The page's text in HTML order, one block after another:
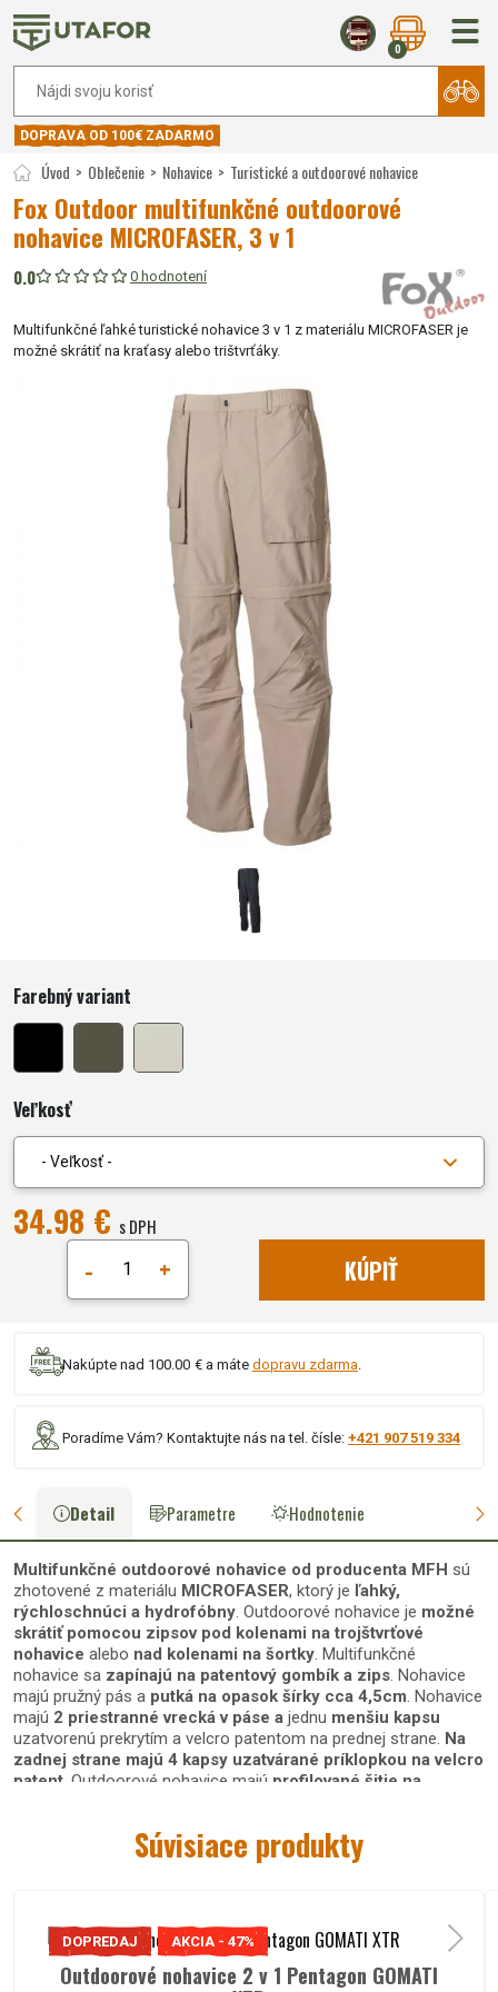
0
DOPRAVA OD 100€ ZADARMO
Úvod Oblečenie Nohavice Turistické a outdoorové nohavice
Fox Outdoor multifunkčné outdoorové
nohavice MICROFASER, 3 v 1
0.0 0 hodnotení
Multifunkčné ľahké turistické nohavice 3 v 1 z materiálu MICROFASER je
možné skrátiť na kraťasy alebo trištvrťáky.
Farebný variant
Veľkosť
- Veľkosť -
34.98 € s DPH
- + KÚPIŤ
Nakúpte nad 100.00 € a máte dopravu zdarma
Poradíme Vám? Kontaktujte nás na tel. čísle: +421 907 519 334
Detail Parametre Hodnotenie
Multifunkčné outdoorové nohavice od producenta MFH sú
zhotovené z materiálu MICROFASER, ktorý je ľahký,
rýchloschnúci a hydrofóbny. Outdoorové nohavice je možné
skrátiť pomocou zipsov pod kolenami na trojštvrťové
nohavice alebo nad kolenami na šortky. Multifunkčné
nohavice sa zapínajú na patentový gombík a zips. Nohavice
majú pružný pás a putká na opasok šírky cca 4,5cm. Nohavice
majú 2 priestranné vrecká v páse a jednu menšiu kapsu
uzatvorenú prekrytím a velcro patentom na prednej strane. Na
zadnej strane majú 4 kapsy uzatvárané príklopkou na velcro
patent . Outdoorové nohavice majú profilované šitie na
chladnejšom počasíalebo krátkepočas horúčav, čo využijú
nohavíc:
70% bavlna 30% nylon- MICROFASER - vodoodpudivý,
Súvisiace produkty
DOPREDAJ AKCIA - 47%
Outdoorové nohavice 2 v 1 Pentagon GOMATI